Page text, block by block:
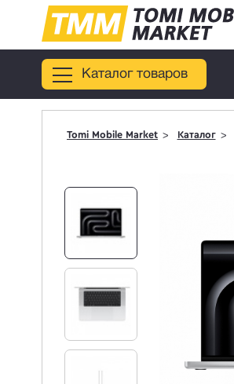
Каталог товаров
Tomi Mobile Market Каталог